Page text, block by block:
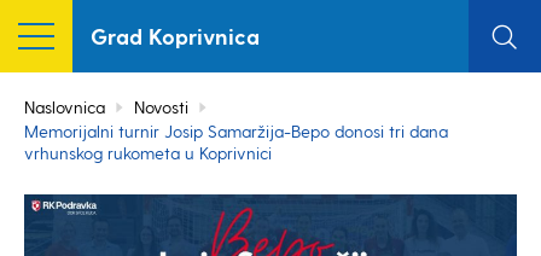
Grad Koprivnica
Naslovnica
Novosti
Memorijalni turnir Josip Samaržija-Bepo donosi tri dana
vrhunskog rukometa u Koprivnici